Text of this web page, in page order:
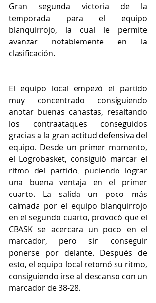
Gran segunda victoria de la
temporada para el equipo
blanquirrojo, la cual le permite
avanzar notablemente en la
clasificación.
El equipo local empezó el partido
muy concentrado consiguiendo
anotar buenas canastas, resaltando
los contraataques conseguidos
gracias a la gran actitud defensiva del
equipo. Desde un primer momento,
el Logrobasket, consiguió marcar el
ritmo del partido, pudiendo lograr
una buena ventaja en el primer
cuarto. La salida un poco más
calmada por el equipo blanquirrojo
en el segundo cuarto, provocó que el
CBASK se acercara un poco en el
marcador, pero sin conseguir
ponerse por delante. Después de
esto, el equipo local retomó su ritmo,
consiguiendo irse al descanso con un
marcador de 38-28.